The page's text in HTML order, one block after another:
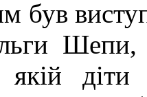
був
якій